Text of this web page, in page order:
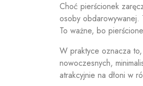
Choć pierścionek
osoby obdarowywanej.
To ważne, bo
W praktyce oznacza
nowoczesnych,
atrakcyjnie na dłoni w